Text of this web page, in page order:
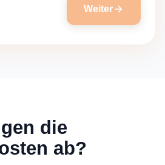
Weiter
die
ab?